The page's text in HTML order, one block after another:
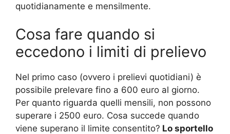
quotidianamente e mensilmente.
Cosa fare quando si
eccedono i limiti di prelievo
Nel primo caso (ovvero i prelievi quotidiani) è
possibile prelevare fino a 600 euro al giorno.
Per quanto riguarda quelli mensili, non possono
superare i 2500 euro. Cosa succede quando
viene superano il limite consentito? Lo sportello